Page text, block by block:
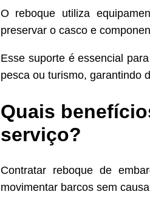
O reboque utiliza
preservar o casco e
Esse suporte é essencial
pesca ou turismo, garantindo
Quais
serviço?
Contratar reboque de
movimentar barcos sem